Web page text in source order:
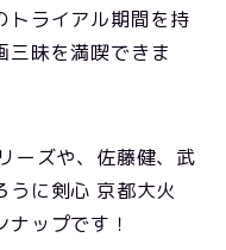
トライアル期間を持
三昧を満喫できま
ーズや、佐藤健、武
うに剣心 京都大火
ップです！